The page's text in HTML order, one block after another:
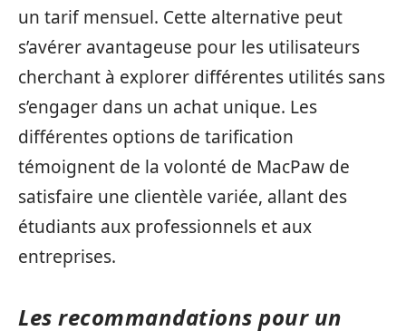
un tarif mensuel. Cette alternative peut
s’avérer avantageuse pour les utilisateurs
cherchant à explorer différentes utilités sans
s’engager dans un achat unique. Les
différentes options de tarification
témoignent de la volonté de MacPaw de
satisfaire une clientèle variée, allant des
étudiants aux professionnels et aux
entreprises.
Les recommandations pour un